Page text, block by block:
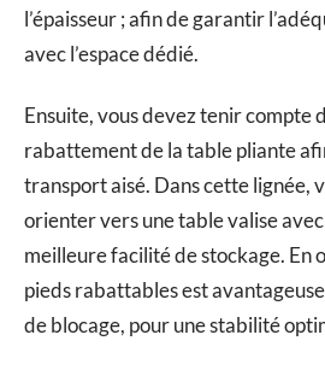
l’épaisseur ; afin de garantir
avec l’espace dédié.
Ensuite, vous devez tenir compte
rabattement de la table pliante
transport aisé. Dans cette lignée,
orienter vers une table valise
meilleure facilité de stockage. En
pieds rabattables est
de blocage, pour une stabilité